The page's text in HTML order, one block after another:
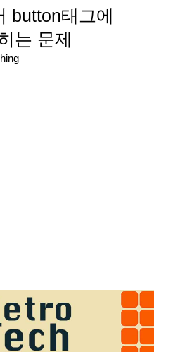
button태그에
는 문제